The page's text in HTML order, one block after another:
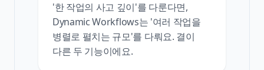
'한 작업의 사고 깊이'를 다룬다면,
Dynamic Workflows는 '여러 작업을
병렬로 펼치는 규모'를 다뤄요. 결이
다른 두 기능이에요.